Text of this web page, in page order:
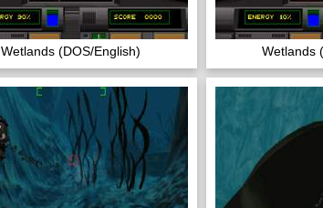
Wetlands (DOS/English) Wetlands